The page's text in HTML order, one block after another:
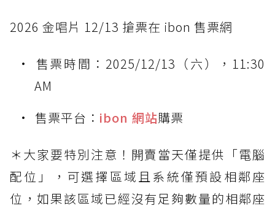
2026 金唱片 12/13 搶票在 ibon 售票網
售票時間：2025/12/13（六），11:30
AM
售票平台： ibon 網站購票
＊大家要特別注意！開賣當天僅提供「電腦
配位」，可選擇區域且系統僅預設相鄰座
位，如果該區域已經沒有足夠數量的相鄰座